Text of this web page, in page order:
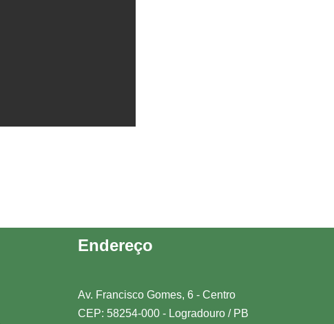
Endereço
Av. Francisco Gomes, 6 - Centro
CEP: 58254-000 - Logradouro / PB